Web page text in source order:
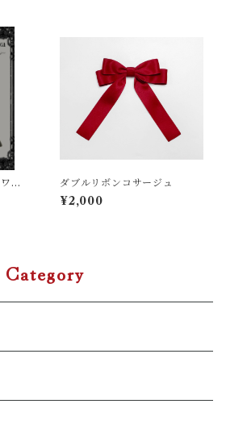
ン
ダブルリボンコサージュ
¥2,000
Category